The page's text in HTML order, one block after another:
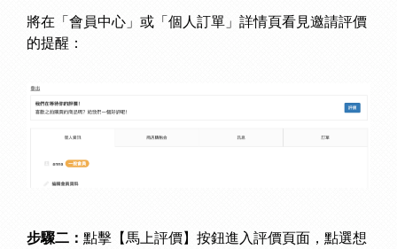
將在「會員中心」或「個人訂單」詳情頁看見邀請評價
的提醒：
步驟二： 點擊【馬上評價】按鈕進入評價頁面，點選想